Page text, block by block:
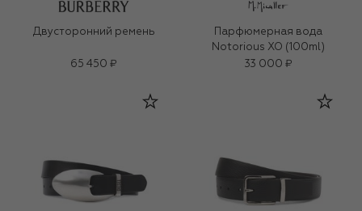
Двусторонний ремень
65 450 ₽
Парфюмерная вода
Notorious XO (100ml)
33 000 ₽